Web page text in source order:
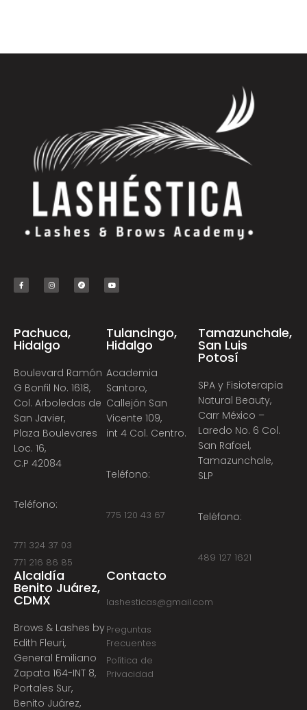
Pachuca,
Hidalgo
Boulevard Ramón
G Bonfil No. 1618,
Col. Arboledas de
San Javier,
Plaza Boulevares
Loc. 16,
C.P 42084
Teléfono:
771 324 37 03
771 216 86 85
Tulancingo,
Hidalgo
Academia
Santoro,
Callejón San
Vicente 109,
int 4 Col. Centro.
Teléfono:
775 120 43 67
Tamazunchale,
San Luis
Potosí
SPA y Fisioterapia
Natural Beauty,
Carr México –
Laredo No. 6 Col.
San Rafael,
Tamazunchale,
SLP
Teléfono:
489 127 1621
Alcaldía
Benito Juárez,
CDMX
Brows & Lashes by
Edith Fleuri,
General Emiliano
Zapata 164-INT 8,
Portales Sur,
Benito Juárez,
Contacto
lashesticas@gmail.com
Preguntas
Frecuentes
Política de
Privacidad